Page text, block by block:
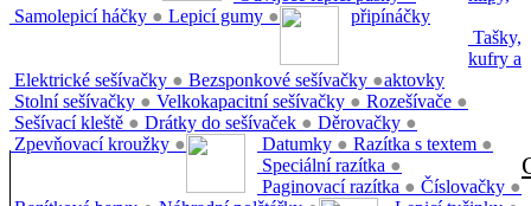
Samolepicí háčky ● Lepicí gumy ●
Elektrické sešívačky ● Bezsponkové sešívačky ●
Stolní sešívačky ● Velkokapacitní sešívačky ● Rozešívače ●
Sešívací kleště ● Drátky do sešívaček ● Děrovačky ●
Zpevňovací kroužky ● Datumky ● Razítka s textem ●
Speciální razítka ●
Paginovací razítka ● Číslovačky ●
připínáčky
Tašky,
kufry a
aktovky